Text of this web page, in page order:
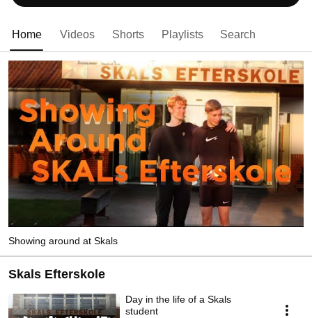
Home Videos Shorts Playlists Search
Showing around at Skals
Skals Efterskole
Day in the life of a Skals
student